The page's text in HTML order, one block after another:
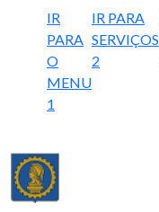
IR
PARA
O
MENU
1
IR PARA
SERVIÇOS
2